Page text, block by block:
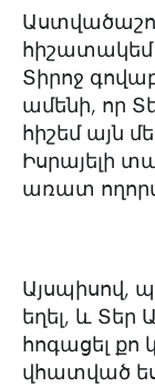
հիշատակեմ
Տիրոջ
ամենի, որ
հիշեմ այն
Իսրայելի
առատ
Այսպիսով,
եղել, և Տեր
հոգացել քո
վհատված ես